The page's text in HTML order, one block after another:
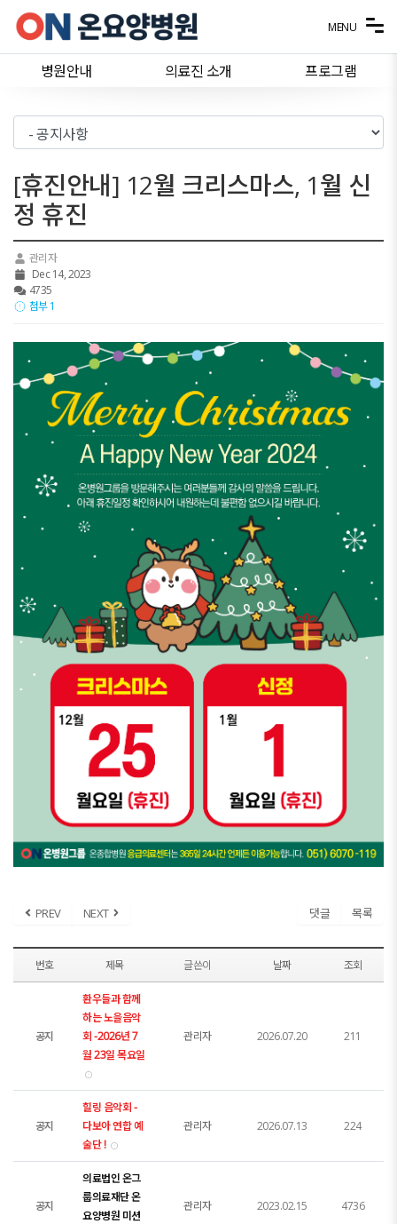
메뉴 건너뛰기
병원안내 의료진 소개 프로그램
MENU
[휴진안내] 12월 크리스마스, 1월 신
정 휴진
관리자
Dec 14, 2023
4735
첨부 1
PREV NEXT 댓글 목록
번호 제목 글쓴이 날짜 조회
공지
환우들과 함께
하는 노을음악
회 -2026년 7
월 23일 목요일
관리자 2026.07.20 211
공지
힐링 음악회 -
다보아 연합 예
술단 !
관리자 2026.07.13 224
공지
의료법인 온그
룹의료재단 온
요양병원 미션
관리자 2023.02.15 4736